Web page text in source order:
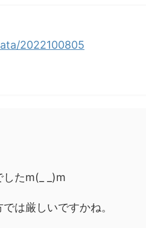
2022100805
したm(_ _)m
は厳しいですかね。